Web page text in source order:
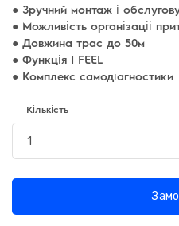
● Зручний монтаж і
● Можливість організаціі
● Довжина трас до 50м
● Функція I FEEL
● Комплекс самодіагностики
Кількість